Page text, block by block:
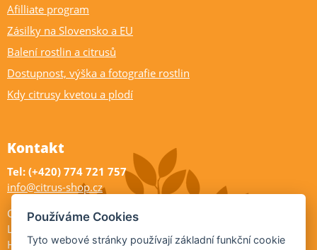
Afilliate program
Zásilky na Slovensko a EU
Balení rostlin a citrusů
Dostupnost, výška a fotografie rostlin
Kdy citrusy kvetou a plodí
Kontakt
Tel: (+420) 774 721 757
info@citrus-shop.cz
Citrus shop zahradnictví
Legionářů 2
Hodonín
Používáme Cookies
Tyto webové stránky používají základní funkční cookie